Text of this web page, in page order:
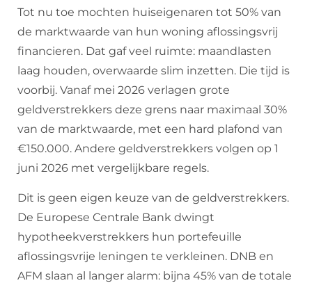
Tot nu toe mochten huiseigenaren tot 50% van
de marktwaarde van hun woning aflossingsvrij
financieren. Dat gaf veel ruimte: maandlasten
laag houden, overwaarde slim inzetten. Die tijd is
voorbij. Vanaf mei 2026 verlagen grote
geldverstrekkers deze grens naar maximaal 30%
van de marktwaarde, met een hard plafond van
€150.000. Andere geldverstrekkers volgen op 1
juni 2026 met vergelijkbare regels.
Dit is geen eigen keuze van de geldverstrekkers.
De Europese Centrale Bank dwingt
hypotheekverstrekkers hun portefeuille
aflossingsvrije leningen te verkleinen. DNB en
AFM slaan al langer alarm: bijna 45% van de totale